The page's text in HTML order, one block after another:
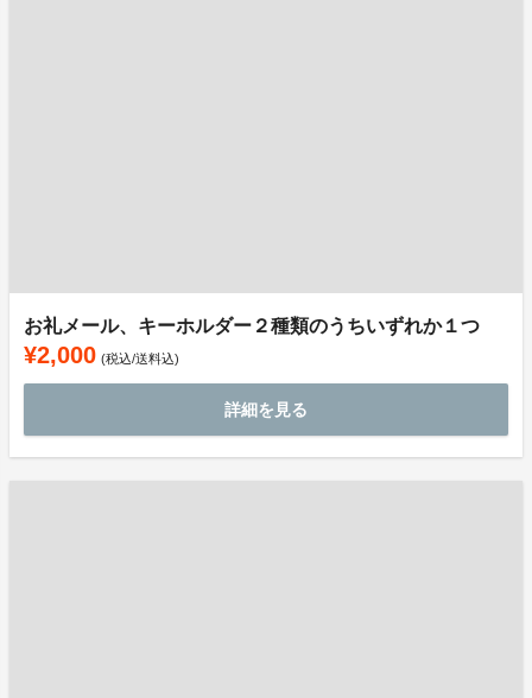
お礼メール、キーホルダー２種類のうちいずれか１つ
¥2,000 (税込/送料込)
詳細を見る